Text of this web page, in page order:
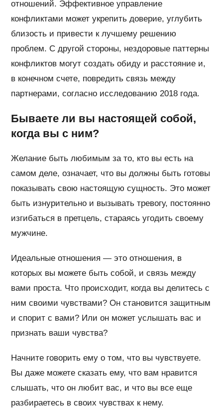
отношений. Эффективное управление
конфликтами может укрепить доверие, углубить
близость и привести к лучшему решению
проблем. С другой стороны, нездоровые паттерны
конфликтов могут создать обиду и расстояние и,
в конечном счете, повредить связь между
партнерами, согласно исследованию 2018 года.
Бываете ли вы настоящей собой,
когда вы с ним?
Желание быть любимым за то, кто вы есть на
самом деле, означает, что вы должны быть готовы
показывать свою настоящую сущность. Это может
быть изнурительно и вызывать тревогу, постоянно
изгибаться в претцель, стараясь угодить своему
мужчине.
Идеальные отношения — это отношения, в
которых вы можете быть собой, и связь между
вами проста. Что происходит, когда вы делитесь с
ним своими чувствами? Он становится защитным
и спорит с вами? Или он может услышать вас и
признать ваши чувства?
Начните говорить ему о том, что вы чувствуете.
Вы даже можете сказать ему, что вам нравится
слышать, что он любит вас, и что вы все еще
разбираетесь в своих чувствах к нему.